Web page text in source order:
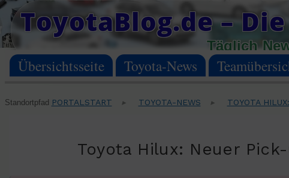
Skip
content
ToyotaBlog.de –
Täglich
Übersichtsseite Toyota-News
Standortpfad PORTALSTART ▸ TOYOTA-NEWS ▸ TOYOTA
Toyota Hilux: Neuer